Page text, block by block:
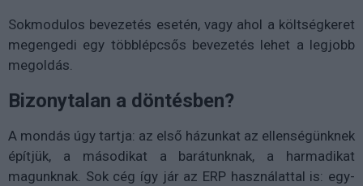
Sokmodulos bevezetés esetén, vagy ahol a költségkeret
megengedi egy többlépcsős bevezetés lehet a legjobb
megoldás.
Bizonytalan a döntésben?
A mondás úgy tartja: az első házunkat az ellenségünknek
építjük, a másodikat a barátunknak, a harmadikat
magunknak. Sok cég így jár az ERP használattal is: egy-